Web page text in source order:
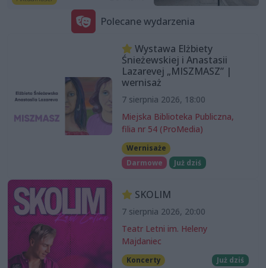
Polecane wydarzenia
Wystawa Elżbiety
Śnieżewskiej i Anastasii
Lazarevej „MISZMASZ” |
wernisaż
7 sierpnia 2026, 18:00
Miejska Biblioteka Publiczna,
filia nr 54 (ProMedia)
Wernisaże
Darmowe
Już dziś
SKOLIM
7 sierpnia 2026, 20:00
Teatr Letni im. Heleny
Majdaniec
Koncerty Już dziś